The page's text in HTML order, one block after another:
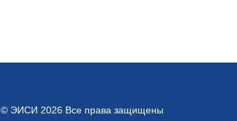
© ЭИСИ 2026 Все права защищены